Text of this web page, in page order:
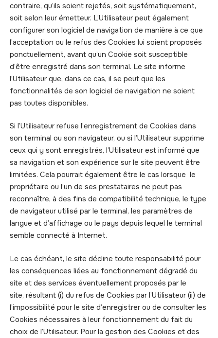
contraire, qu’ils soient rejetés, soit systématiquement,
soit selon leur émetteur. L’Utilisateur peut également
configurer son logiciel de navigation de manière à ce que
l’acceptation ou le refus des Cookies lui soient proposés
ponctuellement, avant qu’un Cookie soit susceptible
d’être enregistré dans son terminal. Le site informe
l’Utilisateur que, dans ce cas, il se peut que les
fonctionnalités de son logiciel de navigation ne soient
pas toutes disponibles.
Si l’Utilisateur refuse l’enregistrement de Cookies dans
son terminal ou son navigateur, ou si l’Utilisateur supprime
ceux qui y sont enregistrés, l’Utilisateur est informé que
sa navigation et son expérience sur le site peuvent être
limitées. Cela pourrait également être le cas lorsque le
propriétaire ou l’un de ses prestataires ne peut pas
reconnaître, à des fins de compatibilité technique, le type
de navigateur utilisé par le terminal, les paramètres de
langue et d’affichage ou le pays depuis lequel le terminal
semble connecté à Internet.
Le cas échéant, le site décline toute responsabilité pour
les conséquences liées au fonctionnement dégradé du
site et des services éventuellement proposés par le
site, résultant (i) du refus de Cookies par l’Utilisateur (ii) de
l’impossibilité pour le site d’enregistrer ou de consulter les
Cookies nécessaires à leur fonctionnement du fait du
choix de l’Utilisateur. Pour la gestion des Cookies et des